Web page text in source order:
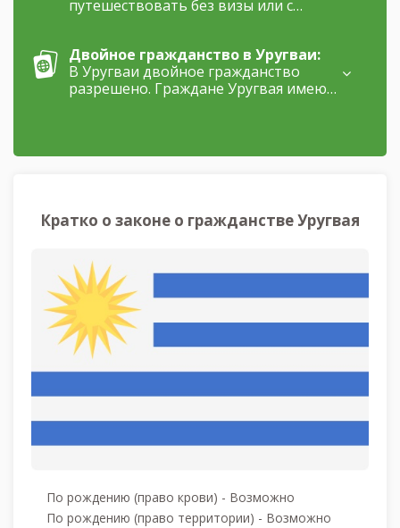
путешествовать без визы или с
Двойное гражданство в Уругваи:
В Уругваи двойное гражданство
разрешено. Граждане Уругвая имеют
при этом своего уругвайского
своего прежнего гражданства при
гражданства.
Кратко о законе о гражданстве Уругвая
По рождению (право крови) - Возможно
По рождению (право территории) - Возможно